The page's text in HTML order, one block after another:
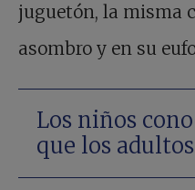
juguetón, la misma
asombro y en su
Los niños
que los